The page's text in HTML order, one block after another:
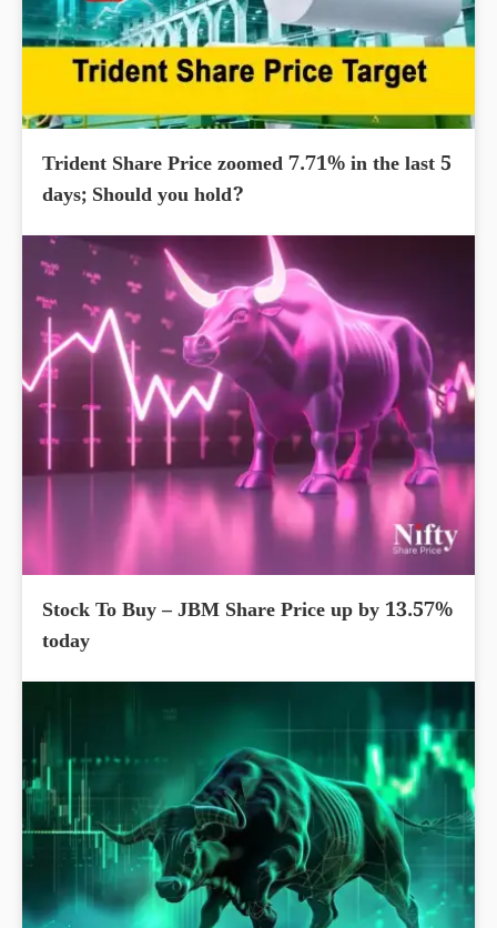
Trident Share Price zoomed 7.71% in the last 5
days; Should you hold?
Stock To Buy – JBM Share Price up by 13.57%
today